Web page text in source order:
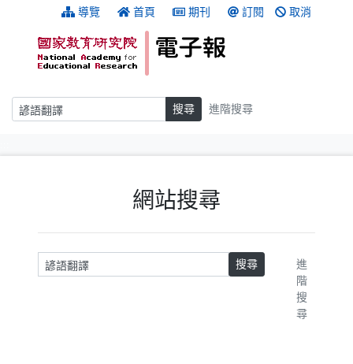
跳到主要內容 導覽 首頁 期刊 訂閱 取消
搜尋 搜尋 進階搜尋
網站搜尋
請輸入關鍵字 搜尋
進
階
搜
尋